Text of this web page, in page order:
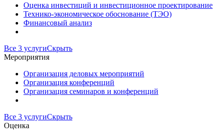
Оценка инвестиций и инвестиционное проектирование
Технико-экономическое обоснование (ТЭО)
Финансовый анализ
Все 3 услугиСкрыть
Мероприятия
Организация деловых мероприятий
Организация конференций
Организация семинаров и конференций
Все 3 услугиСкрыть
Оценка